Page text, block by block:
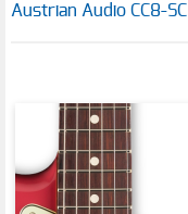
Austrian Audio CC8-SC